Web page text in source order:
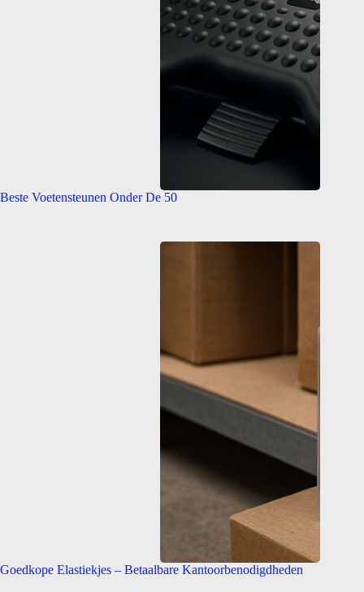
Beste Voetensteunen Onder De 50
Goedkope Elastiekjes – Betaalbare Kantoorbenodigdheden